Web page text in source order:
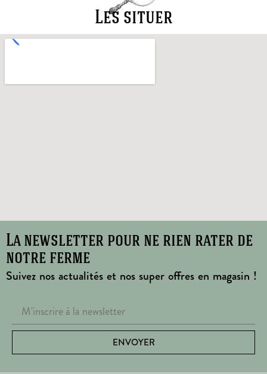
Les situer
La newsletter pour ne rien rater de
notre ferme
Suivez nos actualités et nos super offres en magasin !
ENVOYER